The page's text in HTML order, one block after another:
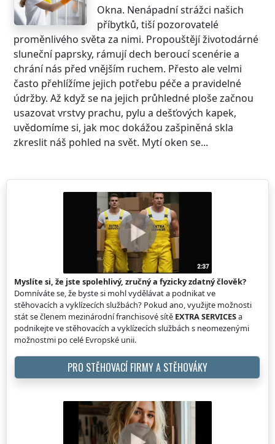
Okna. Nenápadní strážci našich
příbytků, tiší pozorovatelé
proměnlivého světa za nimi. Propouštějí životodárné
sluneční paprsky, rámují dech beroucí scenérie a
chrání nás před vnějším ruchem. Přesto ale velmi
často přehlížíme jejich potřebu péče a pravidelné
údržby. Až když se na jejich průhledné ploše začnou
usazovat vrstvy prachu, pylu a dešťových kapek,
uvědomíme si, jak moc dokážou zašpiněná skla
zkreslit náš pohled na svět. Mytí oken se...
Myslíte si, že jste spolehlivý, zručný a fyzicky zdatný člověk?
Domníváte se, že byste si mohl vydělávat a podnikat ve
stěhovacích a vyklízecích službách? Pokud ano, využijte možnosti
stát se členem mezinárodní franchisové sítě EXTRA SERVICESa
podnikejte ve stěhovacích a vyklízecích službách s neomezenými
možnostmi po celé Evropské unii.
PRO STĚHOVACÍ FIRMY A STĚHOVÁKY